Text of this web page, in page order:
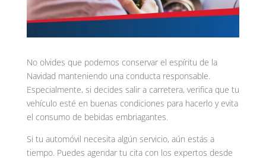
No olvides que podemos conservar el espíritu de la
Navidad manteniendo una conducta responsable.
Especialmente, si decides salir a carretera, verifica que tu
vehículo esté en buenas condiciones para hacerlo y evita
el consumo de bebidas embriagantes.
Si tu automóvil necesita algún servicio, aún estás a
tiempo. Puedes agendar tu cita con los expertos desde